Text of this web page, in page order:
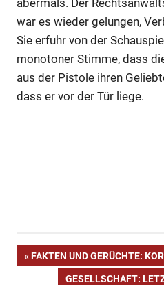
abermals. Der
war es wieder gelungen,
Sie erfuhr von der
monotoner Stimme, dass
aus der Pistole ihren
dass er vor der Tür liege.
VORHERIGER
BEITRAG:
FAKTEN UND GERÜCHTE:
NÄCHSTER
GESELLSCHAFT: